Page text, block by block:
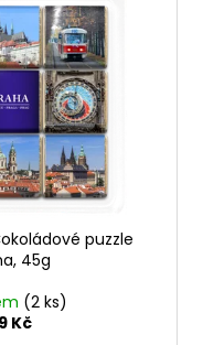
puzzle
45g
(2 ks)
Kč